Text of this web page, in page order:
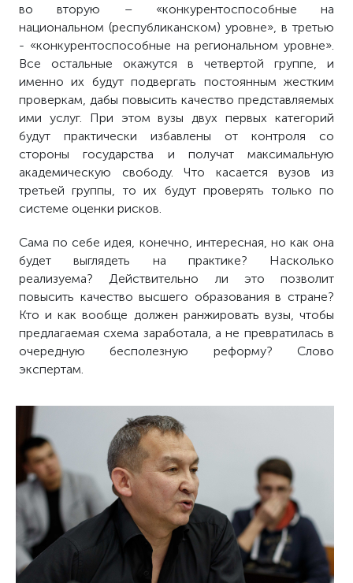
во вторую – «конкурентоспособные на
национальном (республиканском) уровне», в третью
- «конкурентоспособные на региональном уровне».
Все остальные окажутся в четвертой группе, и
именно их будут подвергать постоянным жестким
проверкам, дабы повысить качество представляемых
ими услуг. При этом вузы двух первых категорий
будут практически избавлены от контроля со
стороны государства и получат максимальную
академическую свободу. Что касается вузов из
третьей группы, то их будут проверять только по
системе оценки рисков.
Сама по себе идея, конечно, интересная, но как она
будет выглядеть на практике? Насколько
реализуема? Действительно ли это позволит
повысить качество высшего образования в стране?
Кто и как вообще должен ранжировать вузы, чтобы
предлагаемая схема заработала, а не превратилась в
очередную бесполезную реформу? Слово
экспертам.